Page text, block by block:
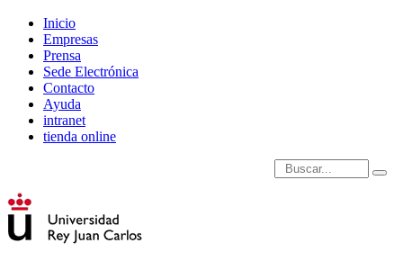
Inicio
Empresas
Prensa
Sede Electrónica
Contacto
Ayuda
intranet
tienda online
Introduce términos de